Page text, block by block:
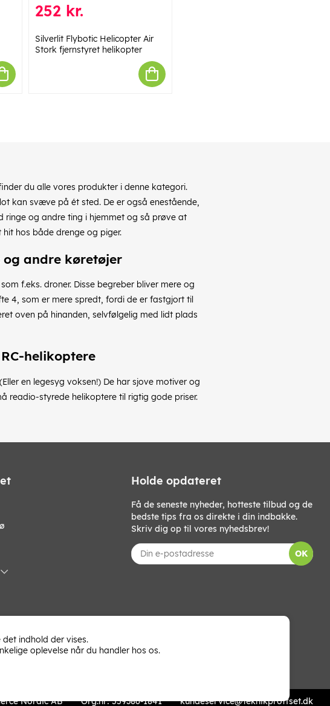
252 kr.
Silverlit Flybotic Helicopter Air
Stork fjernstyret helikopter
du alle vores produkter i denne kategori.
kan svæve på ét sted. De er også enestående,
ringe og andre ting i hjemmet og så prøve at
hos både drenge og piger.
andre køretøjer
f.eks. droner. Disse begreber bliver mere og
4, som er mere spredt, fordi de er fastgjort til
oven på hinanden, selvfølgelig med lidt plads
helikoptere
en legesyg voksen!) De har sjove motiver og
readio-styrede helikoptere til rigtig gode priser.
Holde opdateret
Få de seneste nyheder, hotteste tilbud og de
bedste tips fra os direkte i din indbakke.
Skriv dig op til vores nyhedsbrev!
OK
Nordic AB Org.nr: 559386-1841 kundeservice@teknikproffset.dk
indhold der vises.
oplevelse når du handler hos os.